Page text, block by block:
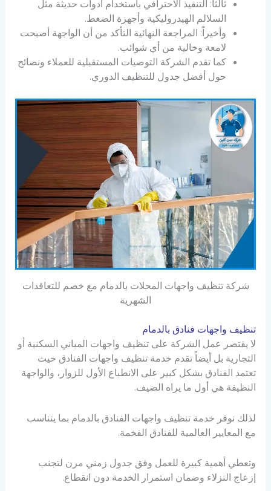
ثالثاً: التنفيذ الاحترافي باستخدام أدوات حديثة مثل
السلالم الهيدروليكية وأجهزة الضغط.
وأخيراً: المراجعة النهائية التأكد من أن الواجهة أصبحت
لامعة وخالية من أي شوائب.
كما تقدم الشركة التوصيات المستقبلية للعملاء ونصائح
حول أفضل جدول للتنظيف الدوري.
شركة تنظيف واجهات المحلات بالدمام مع خصم للتعاقدات
الشهرية
تنظيف واجهات فنادق بالدمام
لا يقتصر عمل الشركة على تنظيف واجهات المباني السكنية أو
التجارية بل أيضاً تقدم خدمة تنظيف واجهات الفنادق حيث
تعتمد الفنادق بشكل كبير على الانطباع الأول للزوار، والواجهة
النظيفة هي أول ما يراه الضيف.
لذلك نوفر خدمة تنظيف واجهات الفنادق بالدمام بما يتناسب
مع المعايير العالمية للفنادق الفخمة.
وتعطي أهمية كبيرة للعمل وفق جدول زمني مرن لتجنب
إزعاج النزلاء وضمان استمرار الخدمة دون انقطاع.